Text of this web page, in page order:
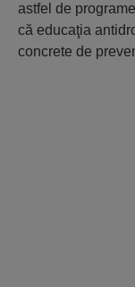
astfel de
că educaţia
concrete de